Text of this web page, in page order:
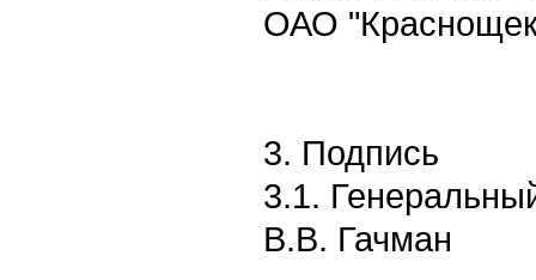
ОАО
3. Подпись
3.1.
В.В. Гачман